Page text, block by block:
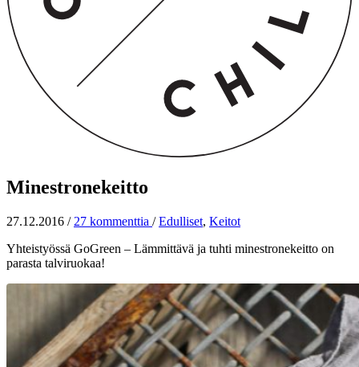
Minestronekeitto
27.12.2016 / 27 kommenttia / Edulliset, Keitot
Yhteistyössä GoGreen – Lämmittävä ja tuhti minestronekeitto on
parasta talviruokaa!